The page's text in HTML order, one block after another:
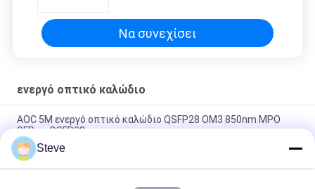
Να συνεχίσει
ενεργό οπτικό καλώδιο
AOC 5M ενεργό οπτικό καλώδιο QSFP28 OM3 850nm MPO
SFP σε QSFP28
40G AOC QSFP+ στο ενεργό AOC οπτικό καλώδιο 4SFP με το
κανάλι τέσσερα
Steve